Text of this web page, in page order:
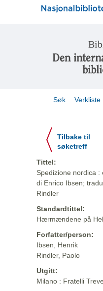
Den
Søk Verkliste
Tilbake til
søketreff
Tittel:
Spedizione nordica
di Enrico Ibsen;
Rindler
Standardtittel:
Hærmændene på
Forfatter/person:
Ibsen, Henrik
Rindler, Paolo
Utgitt:
Milano : Fratelli